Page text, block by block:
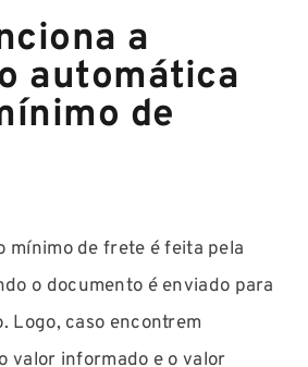
a
automática
de
mínimo de frete é feita pela
o documento é enviado para
Logo, caso encontrem
valor informado e o valor